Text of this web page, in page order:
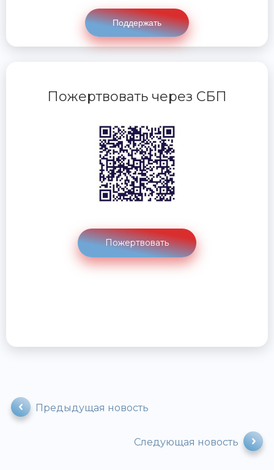
Поддержать
Пожертвовать через СБП
Пожертвовать
Предыдущая новость
Следующая новость